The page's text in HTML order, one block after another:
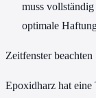
muss
optimale
Zeitfenster beachten
Epoxidharz hat